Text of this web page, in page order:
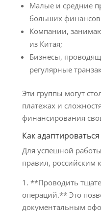
Малые и средние
больших
Компании,
из Китая;
Бизнесы,
регулярные
Эти группы могут
платежах и
финансирования
Как
Для успешной
правил, российским
1. **Проводить
операций.** Это
документальным